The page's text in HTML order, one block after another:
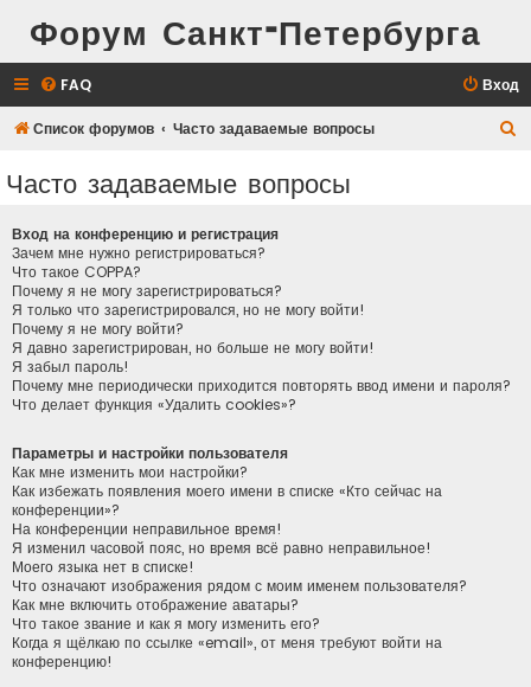
Форум Санкт-Петербурга
FAQ Вход
Список форумов Часто задаваемые вопросы
Часто задаваемые вопросы
Вход на конференцию и регистрация
Зачем мне нужно регистрироваться?
Что такое COPPA?
Почему я не могу зарегистрироваться?
Я только что зарегистрировался, но не могу войти!
Почему я не могу войти?
Я давно зарегистрирован, но больше не могу войти!
Я забыл пароль!
Почему мне периодически приходится повторять ввод имени и пароля?
Что делает функция «Удалить cookies»?
Параметры и настройки пользователя
Как мне изменить мои настройки?
Как избежать появления моего имени в списке «Кто сейчас на
конференции»?
На конференции неправильное время!
Я изменил часовой пояс, но время всё равно неправильное!
Моего языка нет в списке!
Что означают изображения рядом с моим именем пользователя?
Как мне включить отображение аватары?
Что такое звание и как я могу изменить его?
Когда я щёлкаю по ссылке «email», от меня требуют войти на
конференцию!